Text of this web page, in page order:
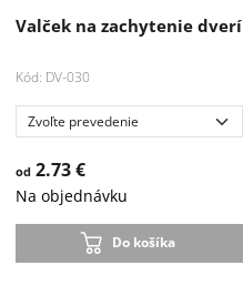
Valček na zachytenie dverí
Kód: DV-030
od2.73 €
Na objednávku
Do košíka